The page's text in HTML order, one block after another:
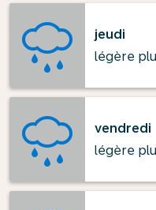
jeudi
légère
vendredi
légère